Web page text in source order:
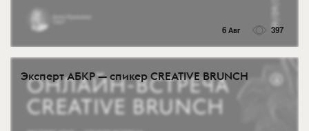
6 Авг 397
Эксперт АБКР — спикер CREATIVE BRUNCH